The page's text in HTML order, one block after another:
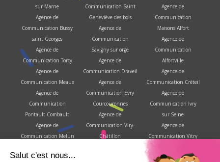
sur Marne
Agence de
Communication Bussy
saint Georges
Agence de
Communication Torcy
Agence de
Communication Meaux
Agence de
Communication
Pontault Combault
Agence de
Communication Melun
Communication
Communication Saint
Geneviève des bois
Agence de
Communication
Savigny sur orge
Agence de
Communication Draveil
Agence de
Communication Evry
Courcouronnes
Agence de
Communication Viry-
Châtillon
Agence de
Communication
Maisons Alfort
Agence de
Communication
Alfortville
Agence de
Communication Créteil
Agence de
Communication Ivry
sur Seine
Agence de
Communication Vitry
Agence de